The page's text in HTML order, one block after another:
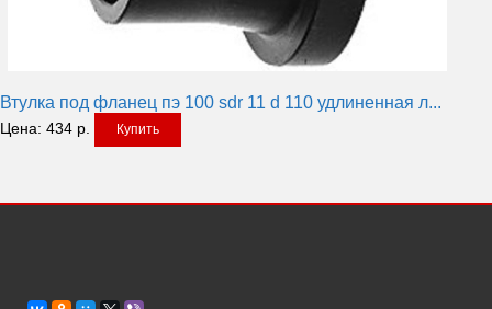
Втулка под фланец пэ 100 sdr 11 d 110 удлиненная л...
Цена: 434 р. Купить